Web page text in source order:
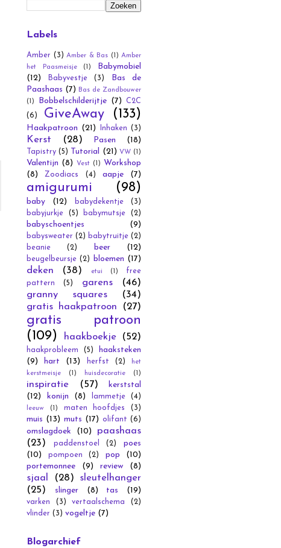
Labels
Amber (3) Amber & Bas (1) Amber
het Paasmeisje
(1)
Babymobiel
(12)
Babyvestje (3)
Bas de
Paashaas (7)
Bas de Zandbouwer
(1)
Bobbelschilderijtje (7)
C2C
(6)
GiveAway (133)
Haakpatroon (21) Inhaken (3)
Kerst (28) Pasen (18)
Tapistry (5) Tutorial (21) VW (1)
Valentijn (8) Vest (1)
Workshop
(8)
Zoodiacs (4) aapje (7)
amigurumi (98)
baby (12) babydekentje
(3)
babyjurkje
(5) babymutsje (2)
babyschoentjes (9)
babysweater (2) babytruitje (2)
beanie
(2) beer (12)
beugelbeursje (2) bloemen (17)
deken (38) etui (1)
free
pattern
(5) garens
(46)
granny squares
(34)
gratis haakpatroon
(27)
gratis patroon
(109)
haakboekje (52)
haakprobleem (5)
haaksteken
(9)
hart (13) herfst (2)
het
kerstmeisje
(1) huisdecoratie (1)
inspiratie (57)
kerststal
(12)
konijn (8) lammetje (4)
leeuw (1) maten hoofdjes (3)
muis (13) muts (17) olifant (6)
omslagdoek (10)
paashaas
(23)
paddenstoel (2)
poes
(10)
pompoen (2) pop
(10)
portemonnee
(9) review (8)
sjaal (28)
sleutelhanger
(25)
slinger (8) tas (19)
varken (3) vertaalschema
(2)
vlinder (3) vogeltje (7)
Blogarchief